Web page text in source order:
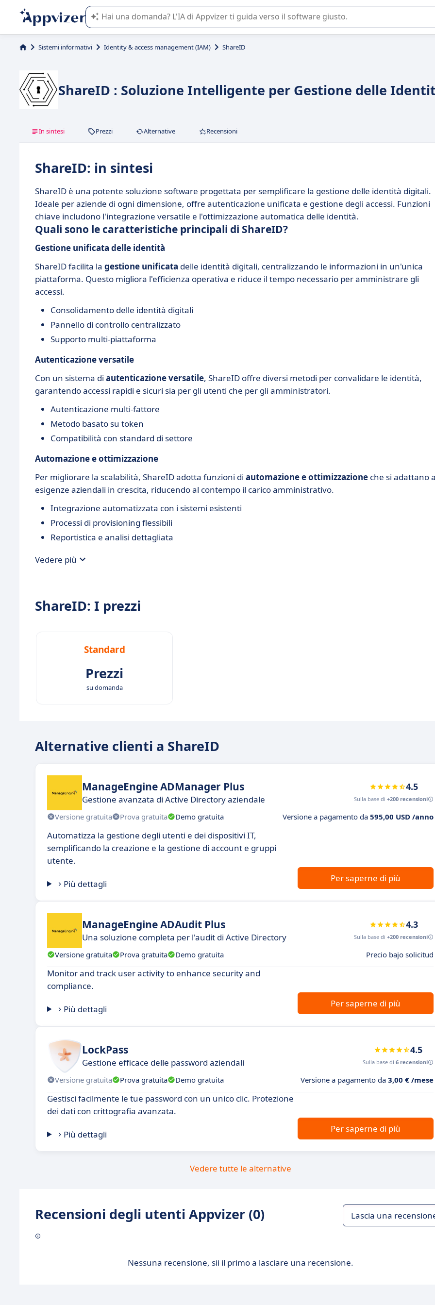
L'IA di Appvizer vi guida nell'utilizzo o nella scelta di un software SaaS per la vostra azienda.
Sistemi informativi Identity & access management (IAM) ShareID
ShareID : Soluzione Intelligente per Gestione delle
In sintesi Prezzi Alternative Recensioni
ShareID: in sintesi
ShareID è una potente soluzione software progettata per semplificare la gestione delle identità digitali.
Ideale per aziende di ogni dimensione, offre autenticazione unificata e gestione degli accessi. Funzioni
chiave includono l'integrazione versatile e l'ottimizzazione automatica delle identità.
Quali sono le caratteristiche principali di ShareID?
Gestione unificata delle identità
ShareID facilita la gestione unificata delle identità digitali, centralizzando le informazioni in un'unica
piattaforma. Questo migliora l'efficienza operativa e riduce il tempo necessario per amministrare gli
accessi.
Consolidamento delle identità digitali
Pannello di controllo centralizzato
Supporto multi-piattaforma
Autenticazione versatile
Con un sistema di autenticazione versatile, ShareID offre diversi metodi per convalidare le identità,
garantendo accessi rapidi e sicuri sia per gli utenti che per gli amministratori.
Autenticazione multi-fattore
Metodo basato su token
Compatibilità con standard di settore
Automazione e ottimizzazione
Per migliorare la scalabilità, ShareID adotta funzioni di automazione e ottimizzazione che si adattano
esigenze aziendali in crescita, riducendo al contempo il carico amministrativo.
Integrazione automatizzata con i sistemi esistenti
Processi di provisioning flessibili
Reportistica e analisi dettagliata
Vedere più
ShareID: I prezzi
Standard
Prezzi
su domanda
Alternative clienti a ShareID
ManageEngine ADManager Plus
Gestione avanzata di Active Directory aziendale
4.5
Sulla base di +200 recensioni
Versione gratuita Prova gratuita Demo gratuita Versione a pagamento da 595,00 USD /anno
Automatizza la gestione degli utenti e dei dispositivi IT,
semplificando la creazione e la gestione di account e gruppi
utente.
Più dettagli
Per saperne di più
ManageEngine ADAudit Plus
Una soluzione completa per l'audit di Active Directory
4.3
Sulla base di +200 recensioni
Versione gratuita Prova gratuita Demo gratuita Precio bajo solicitud
Monitor and track user activity to enhance security and
compliance.
Più dettagli
Per saperne di più
LockPass
Gestione efficace delle password aziendali
4.5
Sulla base di 6 recensioni
Versione gratuita Prova gratuita Demo gratuita Versione a pagamento da 3,00 € /mese
Gestisci facilmente le tue password con un unico clic. Protezione
dei dati con crittografia avanzata.
Più dettagli
Per saperne di più
Vedere tutte le alternative
Recensioni degli utenti Appvizer (0) Lascia una
Nessuna recensione, sii il primo a lasciare una recensione.